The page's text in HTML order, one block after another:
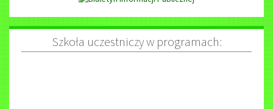
Szkoła uczestniczy w programach: